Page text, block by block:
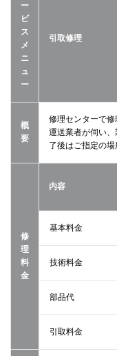
ー
ビ
ス
メ
ニ
ュ
ー
引取修理
概
要
修理センターで
運送業者が伺い
了後はご指定の場
修
理
料
金
内容
基本料金
技術料金
部品代
引取料金